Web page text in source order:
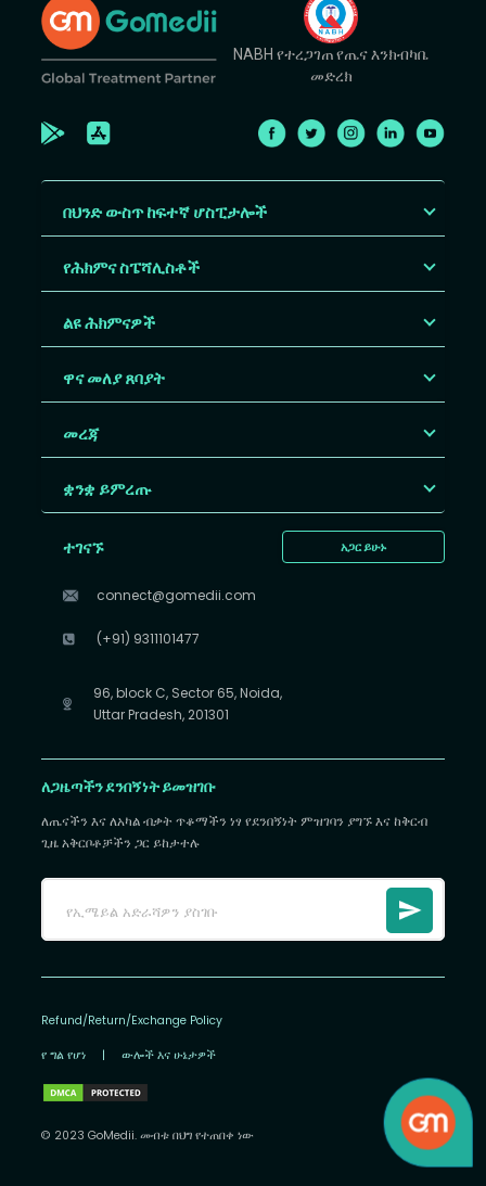
NABH የተረጋገጠ የጤና እንክብካቤ
መድረክ
በህንድ ውስጥ ከፍተኛ ሆስፒታሎች
የሕክምና ስፔሻሊስቶች
ልዩ ሕክምናዎች
ዋና መለያ ጸባያት
መረጃ
ቋንቋ ይምረጡ
አጋር ይሁኑ
ተገናኙ
connect@gomedii.com
(+91) 9311101477
96, block C, Sector 65, Noida,
Uttar Pradesh, 201301
ለጋዜጣችን ደንበኝነት ይመዝገቡ
ለጤናችን እና ለአካል ብቃት ጥቆማችን ነፃ የደንበኝነት ምዝገባን ያግኙ እና ከቅርብ
ጊዜ አቅርቦቶቻችን ጋር ይከታተሉ
Refund/Return/Exchange Policy
የ ግል የሆነ | ውሎች እና ሁኔታዎች
© 2023 GoMedii. መብቱ በህግ የተጠበቀ ነው